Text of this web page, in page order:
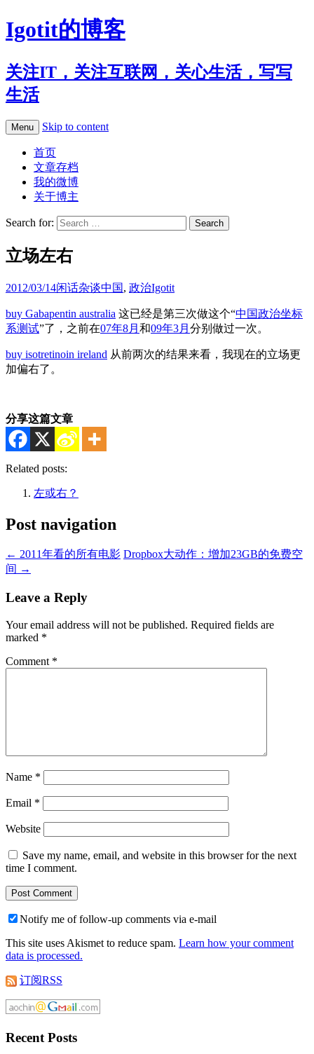
Igotit的博客
关注IT，关注互联网，关心生活，写写
生活
Menu Skip to content
首页
文章存档
我的微博
关于博主
Search for:
立场左右
2012/03/14闲话杂谈中国, 政治Igotit
buy Gabapentin australia 这已经是第三次做这个“中国政治坐标
系测试”了，之前在07年8月 和09年3月 分别做过一次。
buy isotretinoin ireland 从前两次的结果来看，我现在的立场更
加偏右了。
分享这篇文章
Related posts:
左或右？
Post navigation
← 2011年看的所有电影 Dropbox大动作：增加23GB的免费空
间 →
Leave a Reply
Your email address will not be published. Required fields are
marked *
Comment *
Name *
Email *
Website
Save my name, email, and website in this browser for the next
time I comment.
Notify me of follow-up comments via e-mail
This site uses Akismet to reduce spam. Learn how your comment
data is processed.
订阅RSS
Recent Posts